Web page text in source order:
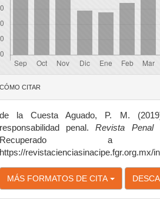
CÓMO CITAR
de la Cuesta Aguado, P. M.
responsabilidad penal.Revista Penal
Recuperado
https://revistacienciasinacipe.fgr.org.mx/
MÁS FORMATOS DE CITA